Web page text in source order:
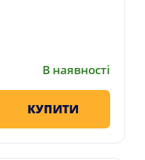
В наявності
КУПИТИ